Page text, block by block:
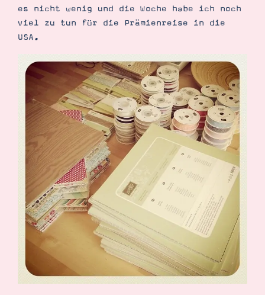
Angebote
Demonstrator werden
Gutscheine
Produkte erklärt
Über mich
Über Stampin’ Up!
Tipps & Tricks
Ordnungstipps
es nicht wenig und die Woche habe ich noch
viel zu tun für die Prämienreise in die
USA.